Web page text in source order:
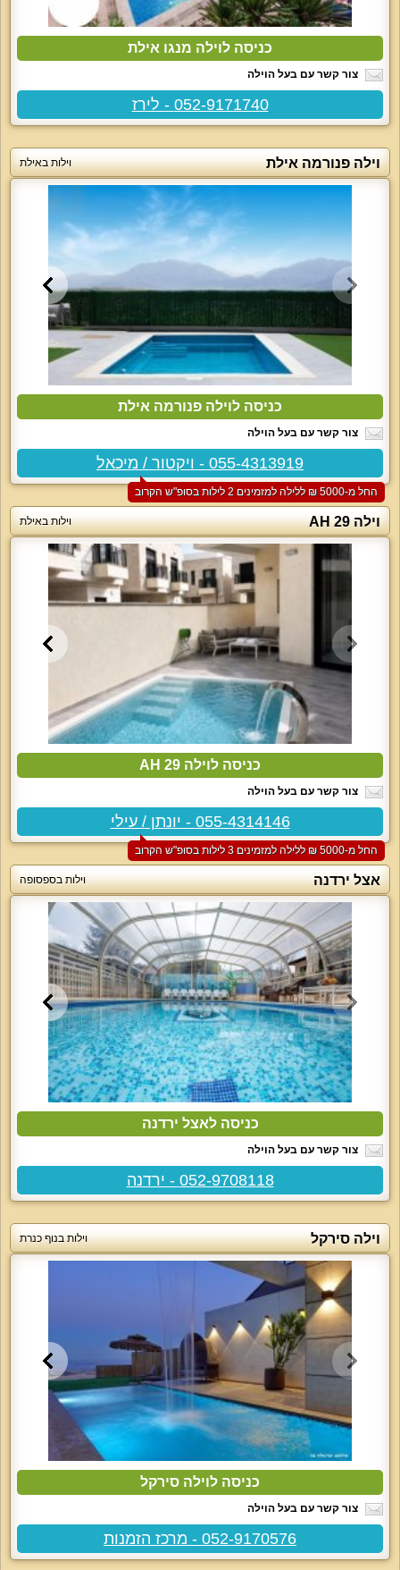
כניסה לוילה מנגו אילת
צור קשר עם בעל הוילה
052-9171740 - לירז
וילה פנורמה אילת וילות באילת
כניסה לוילה פנורמה אילת
צור קשר עם בעל הוילה
055-4313919 - ויקטור / מיכאל
החל מ-‏5000 ₪ ללילה למזמינים 2 לילות בסופ"ש הקרוב
וילה 29 AH וילות באילת
כניסה לוילה 29 AH
צור קשר עם בעל הוילה
055-4314146 - יונתן / עילי
החל מ-‏5000 ₪ ללילה למזמינים 3 לילות בסופ"ש הקרוב
אצל ירדנה וילות בספסופה
כניסה לאצל ירדנה
צור קשר עם בעל הוילה
052-9708118 - ירדנה
וילה סירקל וילות בנוף כנרת
כניסה לוילה סירקל
צור קשר עם בעל הוילה
052-9170576 - מרכז הזמנות